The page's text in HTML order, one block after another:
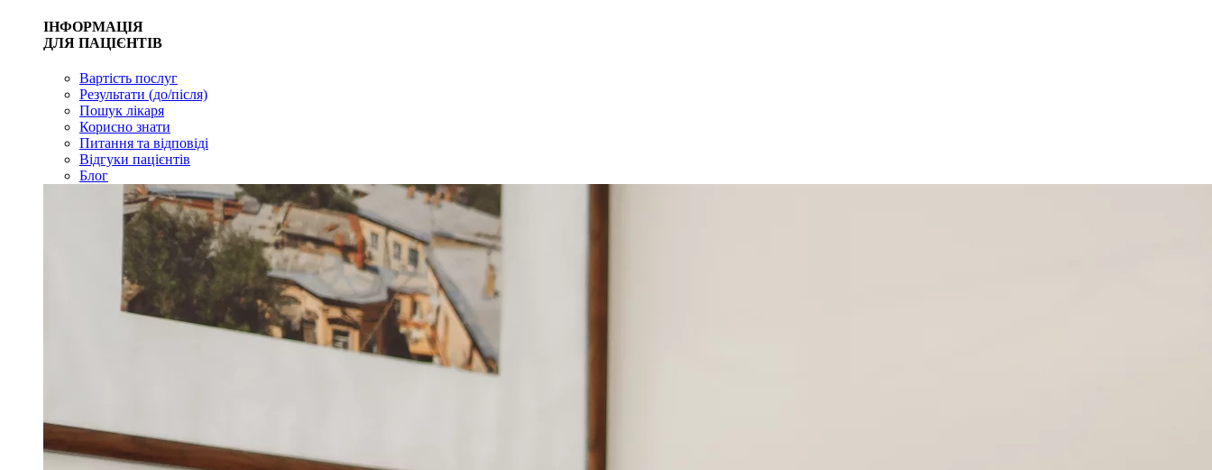
ІНФОРМАЦІЯ
ДЛЯ ПАЦІЄНТІВ
Вартість послуг
Результати (до/після)
Пошук лікаря
Корисно знати
Питання та відповіді
Відгуки пацієнтів
Блог